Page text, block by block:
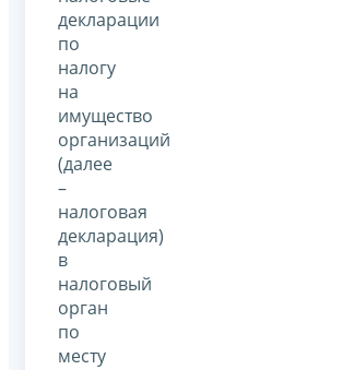
декларации
по
налогу
на
имущество
организаций
(далее
–
налоговая
декларация)
в
налоговый
орган
по
месту